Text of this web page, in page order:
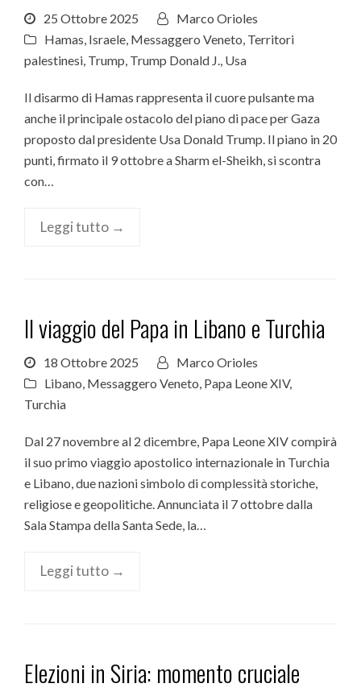
25 Ottobre 2025
Marco Orioles
Hamas Israele Messaggero Veneto Territori
palestinesi Trump Trump Donald J. Usa
Il disarmo di Hamas rappresenta il cuore pulsante ma
anche il principale ostacolo del piano di pace per Gaza
proposto dal presidente Usa Donald Trump. Il piano in 20
punti, firmato il 9 ottobre a Sharm el-Sheikh, si scontra
con…
Leggi tutto →
Il viaggio del Papa in Libano e Turchia
18 Ottobre 2025
Marco Orioles
Libano, Messaggero Veneto, Papa Leone XIV,
Turchia
Dal 27 novembre al 2 dicembre, Papa Leone XIV compirà
il suo primo viaggio apostolico internazionale in Turchia
e Libano, due nazioni simbolo di complessità storiche,
religiose e geopolitiche. Annunciata il 7 ottobre dalla
Sala Stampa della Santa Sede, la…
Leggi tutto →
Elezioni in Siria: momento cruciale